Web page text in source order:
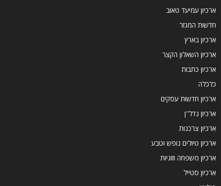
ארכיון עמיעד טאוב
חדשות המגזר
ארכיון בארץ
ארכיון השאלון הקצר
ארכיון כתבות
כלכלה
ארכיון חדשות עסקים
ארכיון נדל''ן
ארכיון צרכנות
ארכיון טיולים נופש וטבע
ארכיון משפחה וזוגיות
ארכיון סטייל